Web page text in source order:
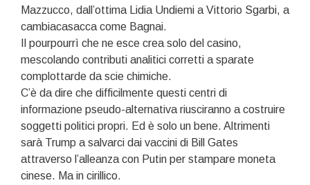
Mazzucco, dall’ottima Lidia Undiemi a Vittorio Sgarbi, a
cambiacasacca come Bagnai.
Il pourpourrì che ne esce crea solo del casino,
mescolando contributi analitici corretti a sparate
complottarde da scie chimiche.
C’è da dire che difficilmente questi centri di
informazione pseudo-alternativa riusciranno a costruire
soggetti politici propri. Ed è solo un bene. Altrimenti
sarà Trump a salvarci dai vaccini di Bill Gates
attraverso l’alleanza con Putin per stampare moneta
cinese. Ma in cirillico.